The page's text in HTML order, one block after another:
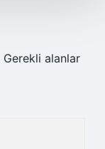
Gerekli alanlar